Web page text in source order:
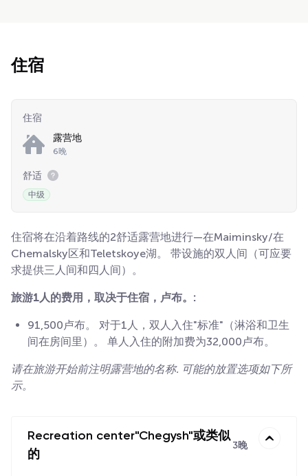
住宿
住宿
露营地
6晚
舒适
中级
住宿将在沿着路线的2舒适露营地进行—在Maiminsky/在
Chemalsky区和Teletskoye湖。 带设施的双人间（可应要
求提供三人间和四人间）。
旅游1人的费用，取决于住宿，卢布。:
91,500卢布。 对于1人，双人入住"标准"（淋浴和卫生
间在房间里）。 单人入住的附加费为32,000卢布。
请在旅游开始前注明露营地的名称. 可能的放置选项如下所
示。
Recreation center"Chegysh"或类似
的
3晚